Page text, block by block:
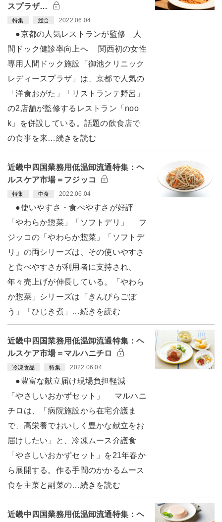
スプラザ…
特集 総合 2022.06.04
●京都の人気レストランが監修 人
間ドック健診率向上へ 関西初の女性
専用人間ドック施設「御池クリニック
レディースプラザ」は、京都で人気の
「洋食おがた」「リストランテ野呂」
の2店舗が監修するレストラン「noo
k」を併設している。話題の飲食店で
の食事を来…続きを読む
近畿中四国業務用低温卸流通特集：ヘ
ルスケア市場＝フジッコ
特集 中食 2022.06.04
●使いやすさ・食べやすさが好評
「やわらか惣菜」「ソフトデリ」 フ
ジッコの「やわらか惣菜」「ソフトデ
リ」の両シリーズは、その使いやすさ
と食べやすさが利用者に支持され、
年々売上げが伸長している。「やわら
か惣菜」シリーズは「きんぴらごぼ
う」「ひじき煮」…続きを読む
近畿中四国業務用低温卸流通特集：ヘ
ルスケア市場＝マルハニチロ
冷凍食品 特集 2022.06.04
●豊富な献立届け現場負担軽減
「やさしいおかずセット」 マルハニ
チロは、「病院施設から在宅介護ま
で、高栄養でおいしく豊かな献立をお
届けしたい」と、冷凍ムース介護食
「やさしいおかずセット」を21年春か
ら展開する。作る手間のかかるムース
食を主菜と副菜の…続きを読む
近畿中四国業務用低温卸流通特集：ヘ